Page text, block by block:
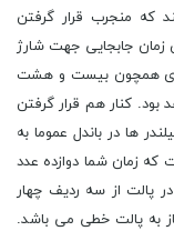
که منجرب قرار گرفتن
زمان جابجایی جهت شارژ
همچون بیست و هشت
بود. کنار هم قرار گرفتن
ها در باندل عموما به
زمان شما دوازده عدد
پالت از سه ردیف چهار
به پالت خطی می باشد.